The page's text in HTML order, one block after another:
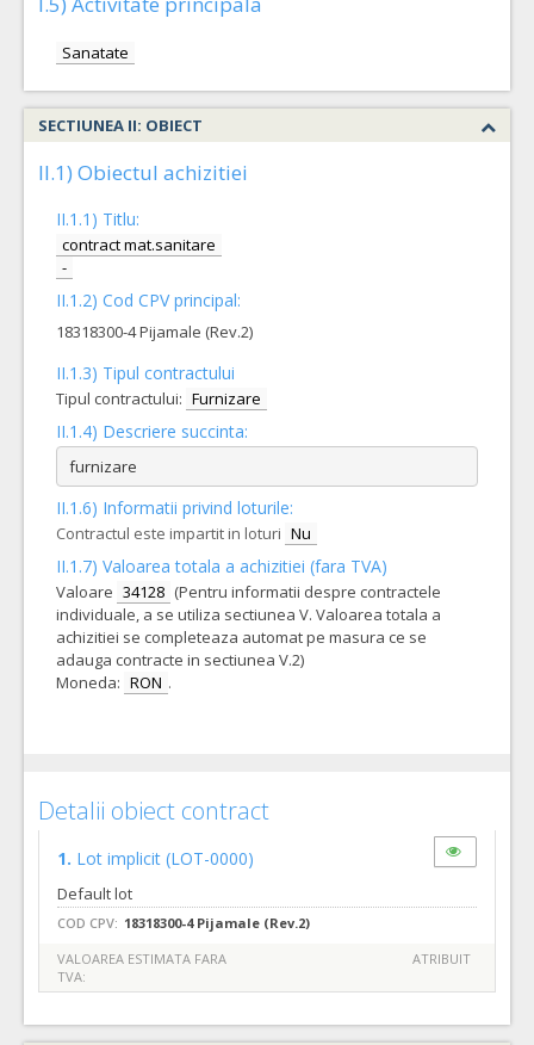
Sanatate
SECTIUNEA II: OBIECT
II.1) Obiectul achizitiei
II.1.1) Titlu:
contract mat.sanitare
-
II.1.2) Cod CPV principal:
18318300-4 Pijamale (Rev.2)
II.1.3) Tipul contractului
Tipul contractului: Furnizare
II.1.4) Descriere succinta:
furnizare
II.1.6) Informatii privind loturile:
Contractul este impartit in loturi Nu
II.1.7) Valoarea totala a achizitiei (fara TVA)
Valoare 34128 (Pentru informatii despre contractele
individuale, a se utiliza sectiunea V. Valoarea totala a
achizitiei se completeaza automat pe masura ce se
adauga contracte in sectiunea V.2)
Moneda: RON .
Detalii obiect contract
1. Lot implicit (LOT-0000)
Default lot
COD CPV: 18318300-4 Pijamale (Rev.2)
VALOAREA ESTIMATA FARA
TVA:
ATRIBUIT